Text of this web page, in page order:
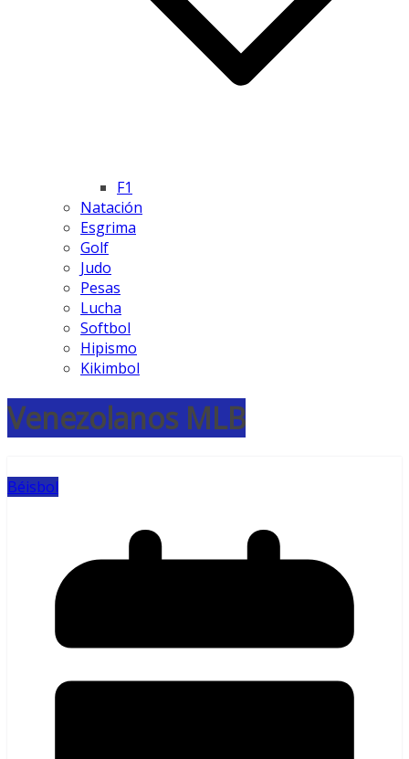
F1
Natación
Esgrima
Golf
Judo
Pesas
Lucha
Softbol
Hipismo
Kikimbol
Venezolanos MLB
Béisbol